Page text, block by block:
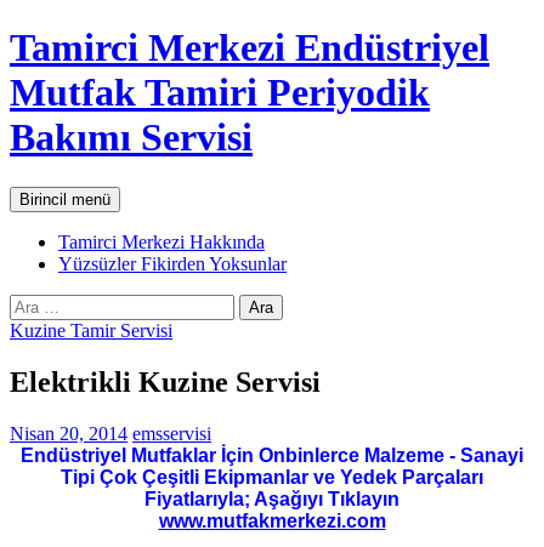
İçeriğe
atla
Tamirci Merkezi Endüstriyel
Mutfak Tamiri Periyodik
Bakımı Servisi
AraBirincil menü
Tamirci Merkezi Hakkında
Yüzsüzler Fikirden Yoksunlar
Arama:
Kuzine Tamir Servisi
Elektrikli Kuzine Servisi
Nisan 20, 2014 emsservisi
Endüstriyel Mutfaklar İçin Onbinlerce Malzeme - Sanayi
Tipi Çok Çeşitli Ekipmanlar ve Yedek Parçaları
Fiyatlarıyla; Aşağıyı Tıklayın
www.mutfakmerkezi.com